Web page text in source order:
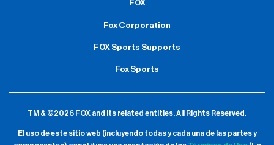
FOX
Fox Corporation
FOX Sports Supports
Fox Sports
TM & ©2026 FOX and its related entities.All Rights Reserved.
El uso de este sitio web (incluyendo todas y cada una de las partes y